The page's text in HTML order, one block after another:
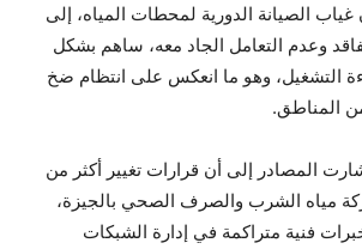
الصيانة الدورية لمحطات المياه، إلى
وعدم التعامل الجاد معه، ساهم بشكل
التشغيل، وهو ما انعكس على انتظام ضخ
المناطق.
المصادر إلى أن قرارات تغيير أكثر من
مياه الشرب والصرف الصحي بالجيزة،
فنية متراكمة في إدارة الشبكات